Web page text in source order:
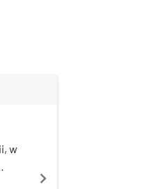
w
navigate_next